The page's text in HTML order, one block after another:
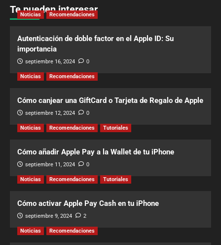
Te pueden interesar
Noticias Recomendaciones
Autenticación de doble factor en el Apple ID: Su
importancia
septiembre 16, 2024 0
Noticias Recomendaciones
Cómo canjear una GiftCard o Tarjeta de Regalo de Apple
septiembre 12, 2024 0
Noticias Recomendaciones Tutoriales
Cómo añadir Apple Pay a la Wallet de tu iPhone
septiembre 11, 2024 0
Noticias Recomendaciones Tutoriales
Cómo activar Apple Pay Cash en tu iPhone
septiembre 9, 2024 2
Noticias Recomendaciones